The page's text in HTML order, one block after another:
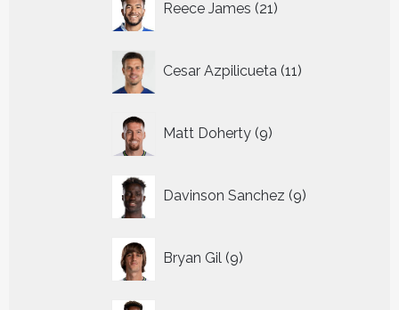
Reece James 21
producten
Cesar Azpilicueta 11
producten
Matt Doherty 9
producten
Davinson Sanchez 9
producten
Bryan Gil 9
producten